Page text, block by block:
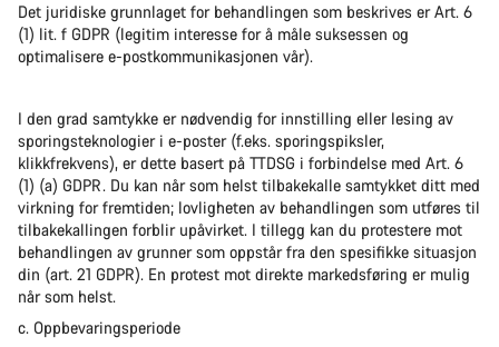
Det juridiske grunnlaget for behandlingen som beskrives er Art. 6
(1) lit. f GDPR (legitim interesse for å måle suksessen og
optimalisere e-postkommunikasjonen vår).
I den grad samtykke er nødvendig for innstilling eller lesing av
sporingsteknologier i e-poster (f.eks. sporingspiksler,
klikkfrekvens), er dette basert på TTDSG i forbindelse med Art. 6
(1) (a) GDPR. Du kan når som helst tilbakekalle samtykket ditt med
virkning for fremtiden; lovligheten av behandlingen som utføres til
tilbakekallingen forblir upåvirket. I tillegg kan du protestere mot
behandlingen av grunner som oppstår fra den spesifikke situasjon
din (art. 21 GDPR). En protest mot direkte markedsføring er mulig
når som helst.
c. Oppbevaringsperiode